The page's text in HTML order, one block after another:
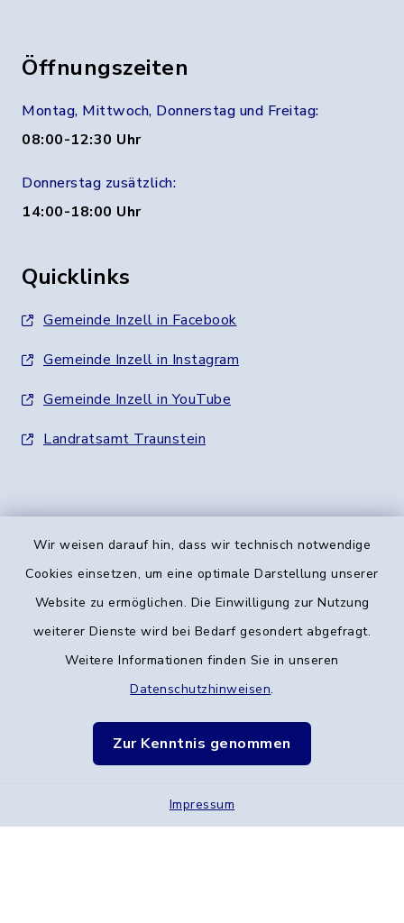
Wir weisen darauf hin, dass wir technisch notwendige
Cookies einsetzen, um eine optimale Darstellung unserer
Website zu ermöglichen. Die Einwilligung zur Nutzung
weiterer Dienste wird bei Bedarf gesondert abgefragt.
Weitere Informationen finden Sie in unseren
Datenschutzhinweisen.
Zur Kenntnis genommen
Impressum
Öffnungszeiten
Montag, Mittwoch, Donnerstag und Freitag:
08:00-12:30 Uhr
Donnerstag zusätzlich:
14:00-18:00 Uhr
Quicklinks
Gemeinde Inzell in Facebook
Gemeinde Inzell in Instagram
Gemeinde Inzell in YouTube
Landratsamt Traunstein
Kontakt
Datenschutz
Impressum
Sitemap